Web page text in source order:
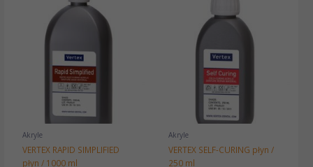
Akryle
VERTEX RAPID SIMPLIFIED
płyn / 1000 ml
Akryle
VERTEX SELF-CURING płyn /
250 ml